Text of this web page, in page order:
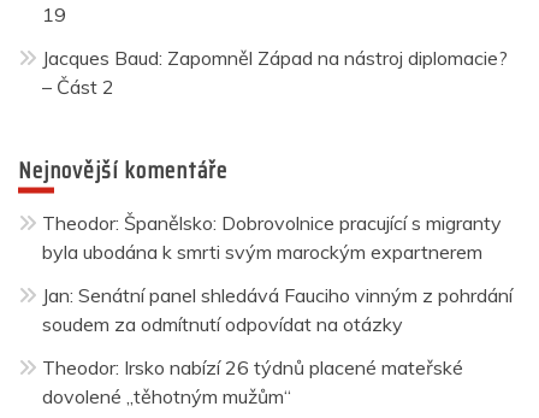
19
Jacques Baud: Zapomněl Západ na nástroj diplomacie?
– Část 2
Nejnovější komentáře
Theodor: Španělsko: Dobrovolnice pracující s migranty
byla ubodána k smrti svým marockým expartnerem
Jan: Senátní panel shledává Fauciho vinným z pohrdání
soudem za odmítnutí odpovídat na otázky
Theodor: Irsko nabízí 26 týdnů placené mateřské
dovolené „těhotným mužům“